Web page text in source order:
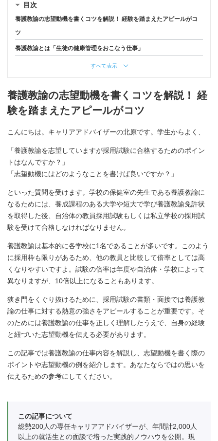
目次
養護教諭の志望動機を書くコツを解説！ 経験を踏まえたアピールがコ
ツ
養護教諭とは「生徒の健康管理をおこなう仕事」
すべて表示
養護教諭の志望動機を書くコツを解説！ 経
験を踏まえたアピールがコツ
こんにちは。キャリアアドバイザーの北原です。学生からよく、
「養護教諭を志望していますが採用試験に合格するためのポイン
トはなんですか？」
「志望動機にはどのようなことを書けば良いですか？」
といった質問を受けます。学校の保健室の先生である養護教諭に
なるためには、養成課程のある大学や短大で学び養護教諭免許状
を取得した後、自治体の教員採用試験もしくは私立学校の採用試
験を受けて合格しなければなりません。
養護教諭は基本的に各学校に1名であることが多いです。このよう
に採用枠も限りがあるため、他の教員と比較して倍率としては高
くなりやすいですよ。試験の倍率は年度や自治体・学校によって
異なりますが、10倍以上になることもあります。
狭き門をくぐり抜けるために、採用試験の書類・面接では養護教
諭の仕事に対する熱意の強さをアピールすることが重要です。そ
のためには養護教諭の仕事を正しく理解したうえで、自身の経験
と紐づいた志望動機を伝える必要があります。
この記事では養護教諭の仕事内容を解説し、志望動機を書く際の
ポイントや志望動機の例を紹介します。あなたならではの思いを
伝えるための参考にしてください。
この記事について
総勢200人の専任キャリアアドバイザーが、年間計2,000人
以上の就活生との面談で培った実践的ノウハウを公開。現